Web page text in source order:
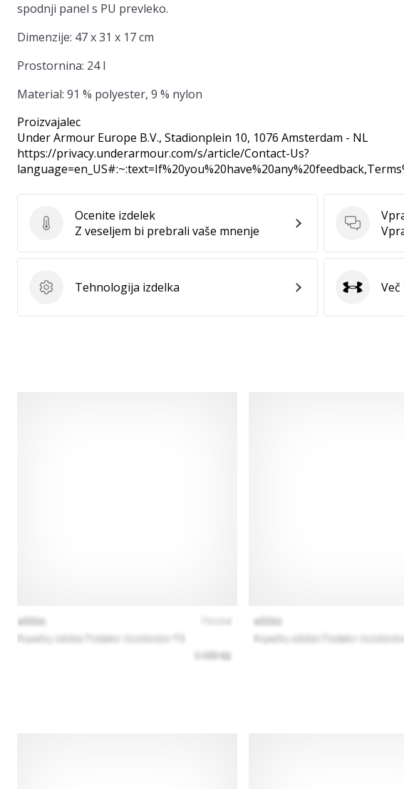
spodnji panel s PU prevleko.
Dimenzije: 47 x 31 x 17 cm
Prostornina: 24 l
Material: 91 % polyester, 9 % nylon
Proizvajalec
Under Armour Europe B.V., Stadionplein 10, 1076 Amsterdam - NL
https://privacy.underarmour.com/s/article/Contact-Us?
Ocenite izdelek
Ocenite izdelek
Z veseljem bi prebrali vaše mnenje
Tehnologija izdelka
Tehnologija izdelka Under